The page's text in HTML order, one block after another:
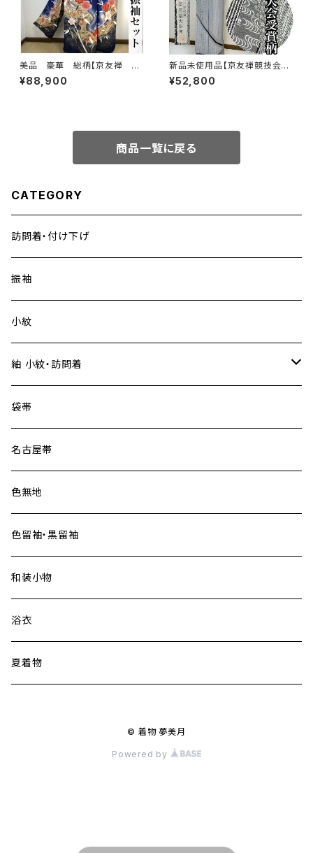
美品 豪華 総柄【京友禅 古
典柄】正絹 振袖セット q993
¥88,900
新品未使用品【京友禅競技会大
会受賞柄】正絹 袷 訪問着s758
¥52,800
商品一覧に戻る
CATEGORY
訪問着・付け下げ
振袖
小紋
紬 小紋・訪問着
大島紬
袋帯
名古屋帯
色無地
色留袖・黒留袖
和装小物
浴衣
夏着物
© 着物 夢美月
Powered by